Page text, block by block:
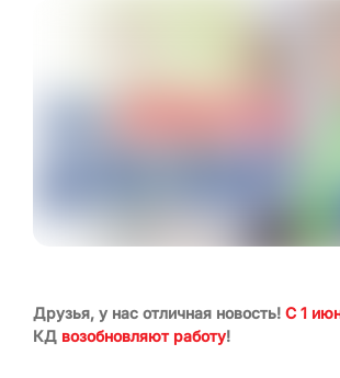
Друзья, у нас отличная новость! С 1
КД возобновляют работу!